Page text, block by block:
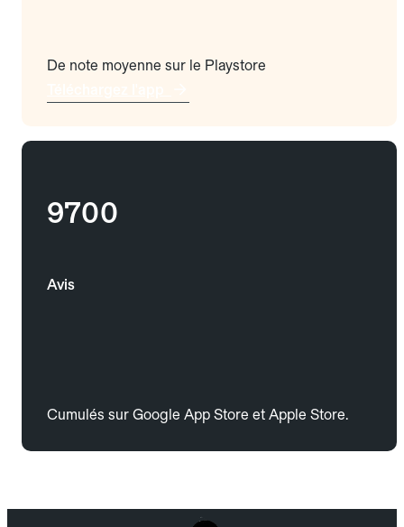
De note moyenne sur le Playstore
9700
Avis
Cumulés sur Google App Store et Apple Store.